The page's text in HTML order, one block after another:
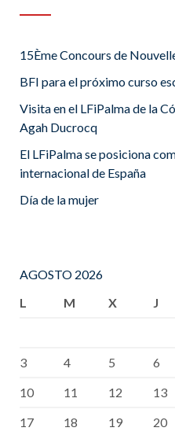
15Ème Concours de
BFI para el próximo curso
Visita en el LFiPalma de la
Agah Ducrocq
El LFiPalma se posiciona
internacional de España
Día de la mujer
AGOSTO 2026
L
M X J
3
4 5 6
10
11 12 13
17
18 19 20